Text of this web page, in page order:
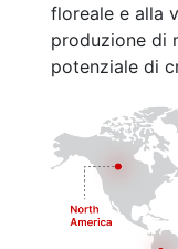
floreale e alla
produzione di
potenziale di